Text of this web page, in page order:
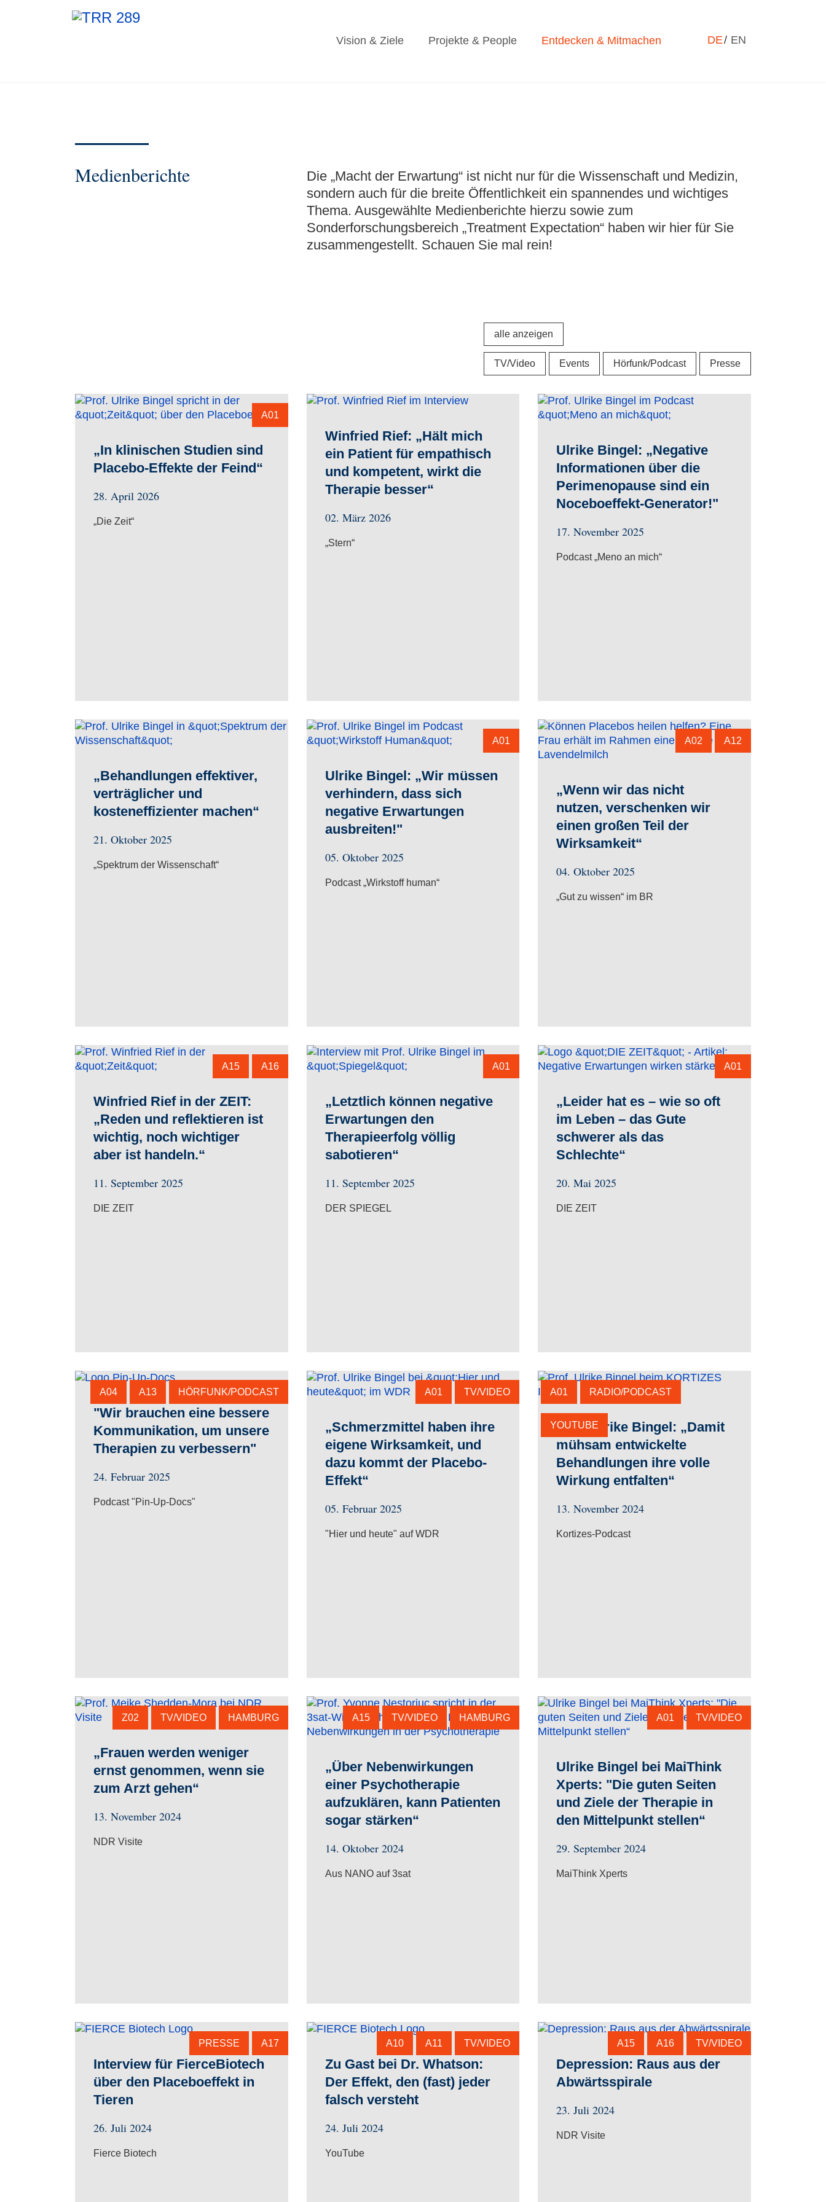
Vision & Ziele Projekte & People Entdecken & Mitmachen DE EN
alle anzeigen
TV/Video Events Hörfunk/Podcast Presse
Medienberichte
Die „Macht der Erwartung“ ist nicht nur für die Wissenschaft und Medizin,
sondern auch für die breite Öffentlichkeit ein spannendes und wichtiges
Thema. Ausgewählte Medienberichte hierzu sowie zum
Sonderforschungsbereich „Treatment Expectation“ haben wir hier für Sie
zusammengestellt. Schauen Sie mal rein!
„In klinischen Studien sind
Placebo-Effekte der Feind“
28. April 2026
A01
„Die Zeit“
Winfried Rief: „Hält mich
ein Patient für empathisch
und kompetent, wirkt die
Therapie besser“
02. März 2026
„Stern“
Ulrike Bingel: „Negative
Informationen über die
Perimenopause sind ein
Noceboeffekt-Generator!"
17. November 2025
Podcast „Meno an mich“
„Behandlungen effektiver,
verträglicher und
kosteneffizienter machen“
21. Oktober 2025
„Spektrum der Wissenschaft“
Ulrike Bingel: „Wir müssen
verhindern, dass sich
negative Erwartungen
ausbreiten!"
05. Oktober 2025
A01
Podcast „Wirkstoff human“
„Wenn wir das nicht
nutzen, verschenken wir
einen großen Teil der
Wirksamkeit“
04. Oktober 2025
A02 A12
„Gut zu wissen“ im BR
Winfried Rief in der ZEIT:
„Reden und reflektieren ist
wichtig, noch wichtiger
aber ist handeln.“
11. September 2025
A15 A16
DIE ZEIT
„Letztlich können negative
Erwartungen den
Therapieerfolg völlig
sabotieren“
11. September 2025
A01
DER SPIEGEL
„Leider hat es – wie so oft
im Leben – das Gute
schwerer als das
Schlechte“
20. Mai 2025
A01
DIE ZEIT
"Wir brauchen eine bessere
Kommunikation, um unsere
Therapien zu verbessern"
24. Februar 2025
A04 A13 HÖRFUNK/PODCAST
Podcast "Pin-Up-Docs"
„Schmerzmittel haben ihre
eigene Wirksamkeit, und
dazu kommt der Placebo-
Effekt“
05. Februar 2025
A01 TV/VIDEO
"Hier und heute" auf WDR
Prof. Ulrike Bingel: „Damit
mühsam entwickelte
Behandlungen ihre volle
Wirkung entfalten“
13. November 2024
A01 RADIO/PODCAST
YOUTUBE
Kortizes-Podcast
„Frauen werden weniger
ernst genommen, wenn sie
zum Arzt gehen“
13. November 2024
Z02 TV/VIDEO HAMBURG
NDR Visite
„Über Nebenwirkungen
einer Psychotherapie
aufzuklären, kann Patienten
sogar stärken“
14. Oktober 2024
A15 TV/VIDEO HAMBURG
Aus NANO auf 3sat
Ulrike Bingel bei MaiThink
Xperts: "Die guten Seiten
und Ziele der Therapie in
den Mittelpunkt stellen“
29. September 2024
A01 TV/VIDEO
MaiThink Xperts
Interview für FierceBiotech
über den Placeboeffekt in
Tieren
26. Juli 2024
PRESSE A17
Fierce Biotech
Zu Gast bei Dr. Whatson:
Der Effekt, den (fast) jeder
falsch versteht
24. Juli 2024
A10 A11 TV/VIDEO
YouTube
Depression: Raus aus der
Abwärtsspirale
23. Juli 2024
A15 A16 TV/VIDEO
NDR Visite